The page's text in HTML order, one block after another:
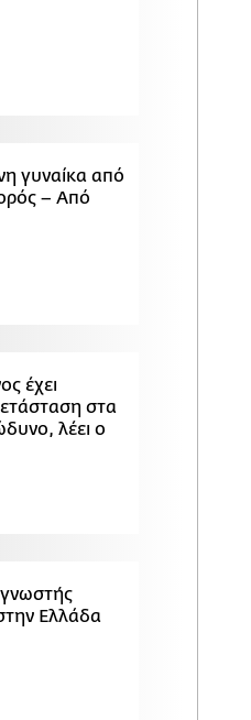
γυναίκα από
– Από
έχει
στα
λέει ο
Ελλάδα